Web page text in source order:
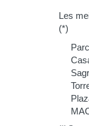
Les
(*)